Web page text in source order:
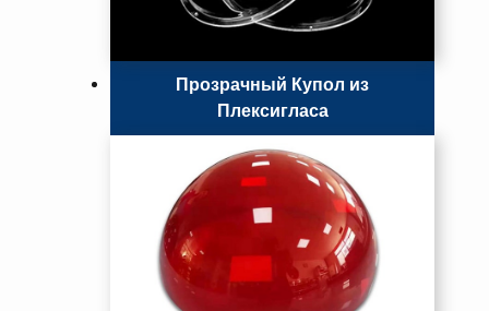
Прозрачный Купол из
Плексигласа